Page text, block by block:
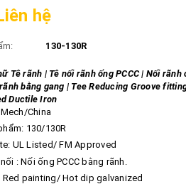
hệ
130-130R
Tê rãnh | Tê nối rãnh ống PCCC | Nối rãnh
bằng gang | Tee Reducing Groove
Ductile Iron
China
130/130R
UL Listed/ FM Approved
: Nối ống PCCC bằng rãnh.
Red painting/ Hot dip galvanized